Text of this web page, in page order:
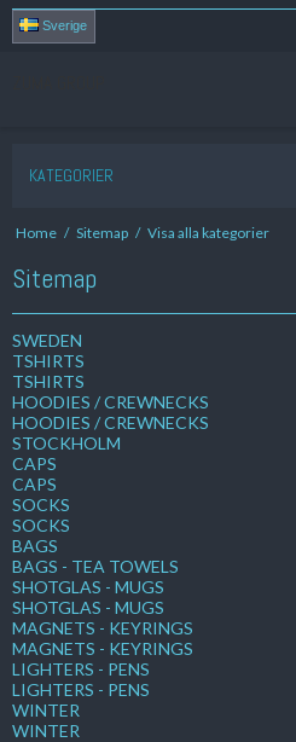
Sverige
KATEGORIER
Home / Sitemap / Visa alla kategorier
Sitemap
SWEDEN
TSHIRTS
TSHIRTS
HOODIES / CREWNECKS
HOODIES / CREWNECKS
STOCKHOLM
CAPS
CAPS
SOCKS
SOCKS
BAGS
BAGS - TEA TOWELS
SHOTGLAS - MUGS
SHOTGLAS - MUGS
MAGNETS - KEYRINGS
MAGNETS - KEYRINGS
LIGHTERS - PENS
LIGHTERS - PENS
WINTER
WINTER